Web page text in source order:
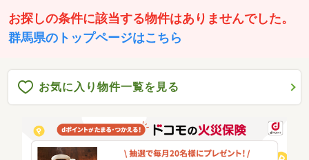
お探しの条件に該当する物件はありませんでした。
群馬県のトップページはこちら
お気に入り物件一覧を見る